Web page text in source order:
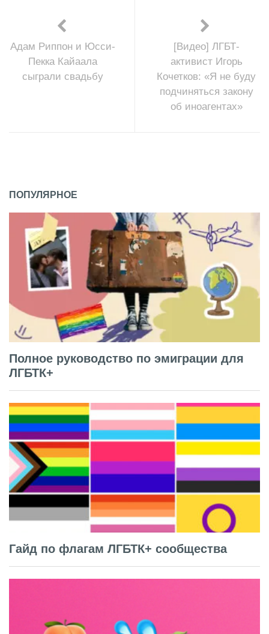
Адам Риппон и Юсси-
Пекка Кайаала
сыграли свадьбу
[Видео] ЛГБТ-
активист Игорь
Кочетков: «Я не буду
подчиняться закону
об иноагентах»
ПОПУЛЯРНОЕ
Полное руководство по эмиграции для
ЛГБТК+
Гайд по флагам ЛГБТК+ сообщества